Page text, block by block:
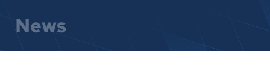
News